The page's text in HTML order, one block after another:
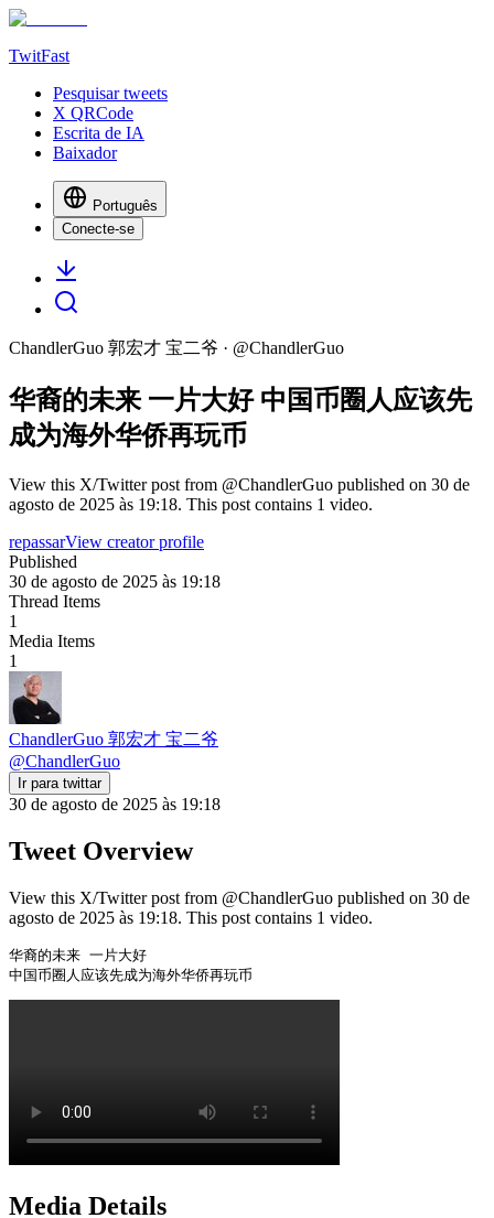
TwitFast
Pesquisar tweets
X QRCode
Escrita de IA
Baixador
Português
Conecte-se
ChandlerGuo 郭宏才 宝二爷 · @ChandlerGuo
华裔的未来 一片大好 中国币圈人应该先
成为海外华侨再玩币
View this X/Twitter post from @ChandlerGuo published on 30 de
agosto de 2025 às 19:18. This post contains 1 video.
repassarView creator profile
Published
30 de agosto de 2025 às 19:18
Thread Items
1
Media Items
1
ChandlerGuo 郭宏才 宝二爷
@ChandlerGuo
Ir para twittar
30 de agosto de 2025 às 19:18
Tweet Overview
View this X/Twitter post from @ChandlerGuo published on 30 de
agosto de 2025 às 19:18. This post contains 1 video.
华裔的未来 一片大好
中国币圈人应该先成为海外华侨再玩币
Media Details